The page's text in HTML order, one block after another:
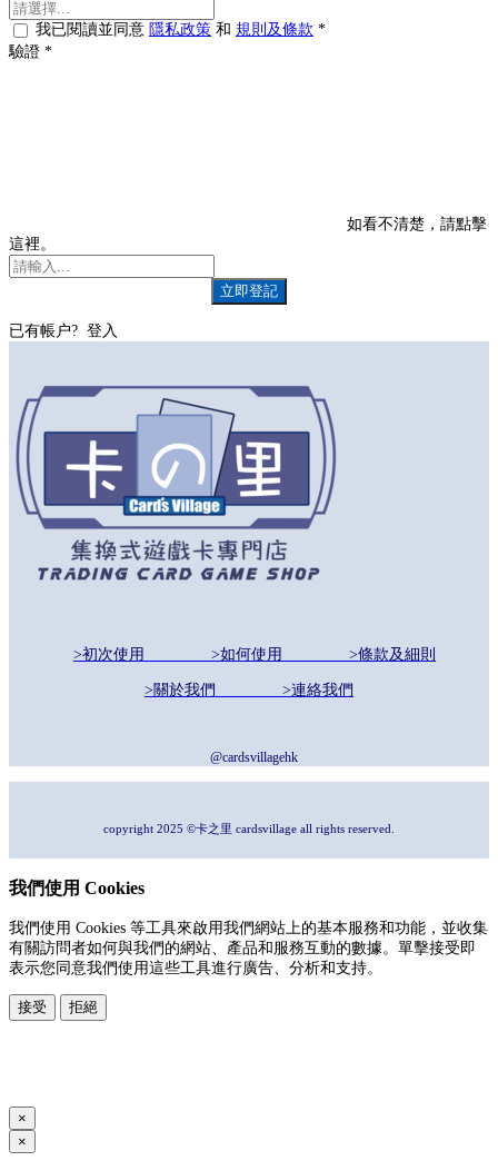
我已閱讀並同意 隱私政策 和 規則及條款 *
驗證 *
如看不清楚，請點擊
這裡。
立即登記
已有帳户? 登入
>初次使用 >如何使用 >條款及細則
>關於我們 >連絡我們
@cardsvillagehk
copyright 2025 ©卡之里 cardsvillage all rights reserved.
我們使用 Cookies
我們使用 Cookies 等工具來啟用我們網站上的基本服務和功能，並收集
有關訪問者如何與我們的網站、產品和服務互動的數據。單擊接受即
表示您同意我們使用這些工具進行廣告、分析和支持。
接受 拒絕
×
×